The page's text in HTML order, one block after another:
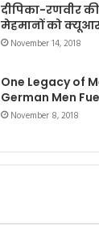
दीपिका-रणवीर
मेहमानों को क्यूआर
November 14, 2018
One Legacy of
German Men
November 8, 2018